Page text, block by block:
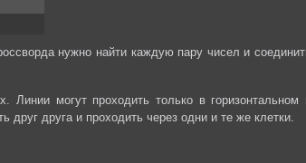
нужно найти каждую пару чисел и
могут проходить только в горизонтальном
друг друга и проходить через одни и те же клетки.